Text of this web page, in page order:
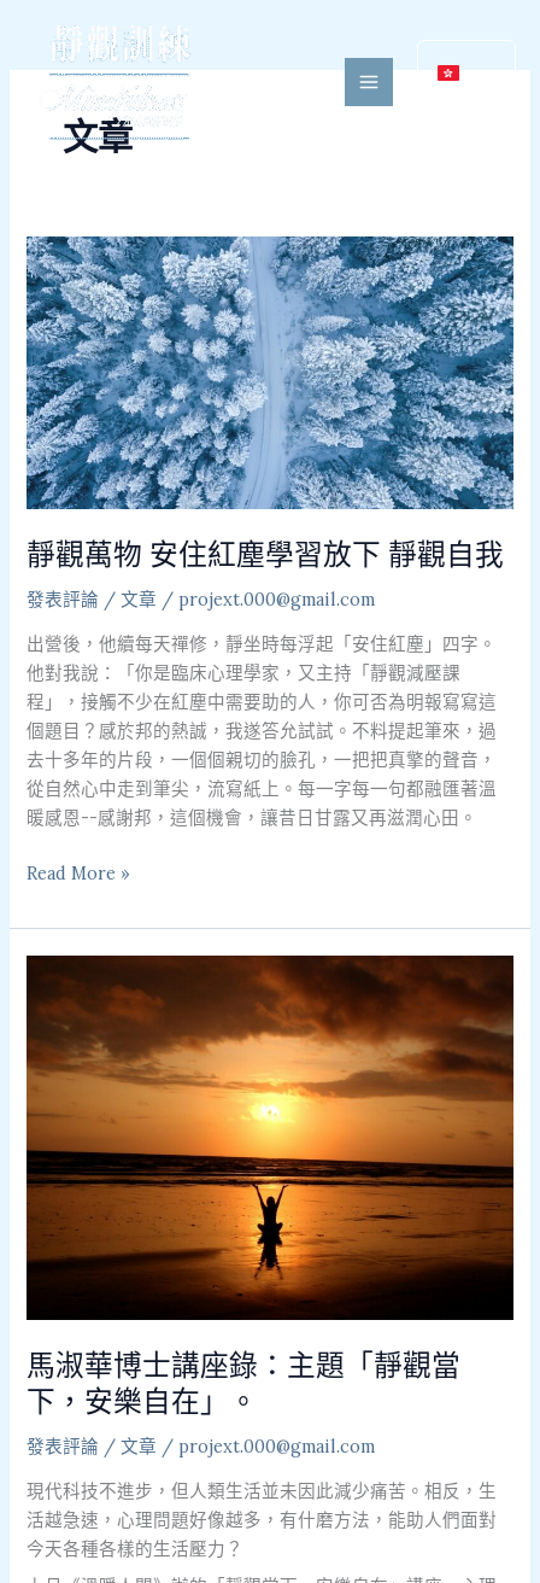
內
文章
靜觀萬物 安住紅塵學習放下 靜觀自我
發表評論 /文章 /projext.000@gmail.com
出營後，他續每天禪修，靜坐時每浮起「安住紅塵」四字。
他對我說：「你是臨床心理學家，又主持「靜觀減壓課
程」，接觸不少在紅塵中需要助的人，你可否為明報寫寫這
個題目？感於邦的熱誠，我遂答允試試。不料提起筆來，過
去十多年的片段，一個個親切的臉孔，一把把真擎的聲音，
從自然心中走到筆尖，流寫紙上。每一字每一句都融匯著溫
暖感恩--感謝邦，這個機會，讓昔日甘露又再滋潤心田。
靜
觀
萬
物
安
住
紅
塵
學
習
放
下
靜
自
我
Read More »
馬淑華博士講座錄：主題「靜觀當
下，安樂自在」。
發表評論 /文章 /projext.000@gmail.com
現代科技不進步，但人類生活並未因此減少痛苦。相反，生
活越急速，心理問題好像越多，有什磨方法，能助人們面對
今天各種各樣的生活壓力？
淑
博
士
講
錄：
主
「靜
當
安
樂
自
在」。